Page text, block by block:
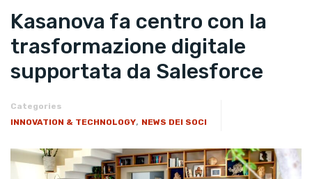
Kasanova fa centro con la
trasformazione digitale
supportata da Salesforce
Categories
INNOVATION & TECHNOLOGY, NEWS DEI SOCI